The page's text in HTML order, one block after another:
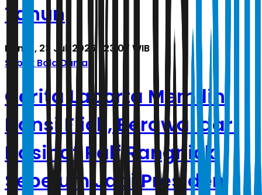
Tahun
Kamis, 23 Juli 2026 | 23.07 WIB
Sepak Bola Dunia
Cerita Laporta Memilih
Hansi Flick, Berawal dari
Nasihat Ralf Rangnick
Sebelum Jadi Presiden